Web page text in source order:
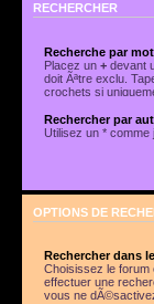
RECHERCHER
Recherche par
Placez un+ devant
doit Ãªtre exclu.
crochets si
Rechercher par
Utilisez un * comme
OPTIONS DE
Rechercher dans
Choisissez le
effectuer une
vous ne